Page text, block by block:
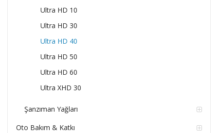
Ultra HD 10
Ultra HD 30
Ultra HD 40
Ultra HD 50
Ultra HD 60
Ultra XHD 30
Şanzıman Yağları
Oto Bakım & Katkı